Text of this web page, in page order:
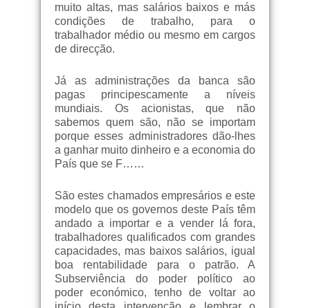
muito altas, mas salários baixos e más
condições de trabalho, para o
trabalhador médio ou mesmo em cargos
de direcção.
Já as administrações da banca são
pagas principescamente a níveis
mundiais. Os acionistas, que não
sabemos quem são, não se importam
porque esses administradores dão-lhes
a ganhar muito dinheiro e a economia do
País que se F……
São estes chamados empresários e este
modelo que os governos deste País têm
andado a importar e a vender lá fora,
trabalhadores qualificados com grandes
capacidades, mas baixos salários, igual
boa rentabilidade para o patrão. A
Subserviência do poder político ao
poder económico, tenho de voltar ao